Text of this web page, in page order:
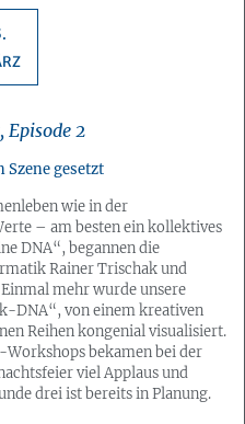
2
gesetzt
wie in der
– am besten ein kollektives
DNA“, begannen die
Rainer Trischak und
mehr wurde unsere
DNA“, von einem kreativen
Reihen kongenial visualisiert.
Workshops bekamen bei der
viel Applaus und
drei ist bereits in Planung.